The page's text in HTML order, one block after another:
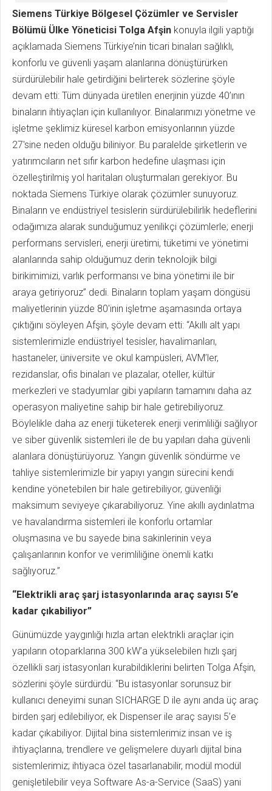
Siemens Türkiye Bölgesel Çözümler ve Servisler
Bölümü Ülke Yöneticisi Tolga Afşin konuyla ilgili yaptığı
açıklamada Siemens Türkiye’nin ticari binaları sağlıklı,
konforlu ve güvenli yaşam alanlarına dönüştürürken
sürdürülebilir hale getirdiğini belirterek sözlerine şöyle
devam etti: Tüm dünyada üretilen enerjinin yüzde 40’ının
binaların ihtiyaçları için kullanılıyor. Binalarımızı yönetme ve
işletme şeklimiz küresel karbon emisyonlarının yüzde
27'sine neden olduğu biliniyor. Bu paralelde şirketlerin ve
yatırımcıların net sıfır karbon hedefine ulaşması için
özelleştirilmiş yol haritaları oluşturmaları gerekiyor. Bu
noktada Siemens Türkiye olarak çözümler sunuyoruz.
Binaların ve endüstriyel tesislerin sürdürülebilirlik hedeflerini
odağımıza alarak sunduğumuz yenilikçi çözümlerle; enerji
performans servisleri, enerji üretimi, tüketimi ve yönetimi
alanlarında sahip olduğumuz derin teknolojik bilgi
birikimimizi, varlık performansı ve bina yönetimi ile bir
araya getiriyoruz” dedi. Binaların toplam yaşam döngüsü
maliyetlerinin yüzde 80'inin işletme aşamasında ortaya
çıktığını söyleyen Afşin, şöyle devam etti: “Akıllı alt yapı
sistemlerimizle endüstriyel tesisler, havalimanları,
hastaneler, üniversite ve okul kampüsleri, AVM’ler,
rezidanslar, ofis binaları ve plazalar, oteller, kültür
merkezleri ve stadyumlar gibi yapıların tamamını daha az
operasyon maliyetine sahip bir hale getirebiliyoruz.
Böylelikle daha az enerji tüketerek enerji verimliliği sağlıyor
ve siber güvenlik sistemleri ile de bu yapıları daha güvenli
alanlara dönüştürüyoruz. Yangın güvenlik söndürme ve
tahliye sistemlerimizle bir yapıyı yangın sürecini kendi
kendine yönetebilen bir hale getirebiliyor, güvenliği
maksimum seviyeye çıkarabiliyoruz. Yine akıllı aydınlatma
ve havalandırma sistemleri ile konforlu ortamlar
oluşmasına ve bu sayede bina sakinlerinin veya
çalışanlarının konfor ve verimliliğine önemli katkı
sağlıyoruz.”
“Elektrikli araç şarj istasyonlarında araç sayısı 5’e
kadar çıkabiliyor”
Günümüzde yaygınlığı hızla artan elektrikli araçlar için
yapıların otoparklarına 300 kW’a yükselebilen hızlı şarj
özellikli sarj istasyonları kurabildiklerini belirten Tolga Afşin,
sözlerini şöyle sürdürdü: “Bu istasyonlar sorunsuz bir
kullanıcı deneyimi sunan SICHARGE D ile aynı anda üç araç
birden şarj edilebiliyor, ek Dispenser ile araç sayısı 5’e
kadar çıkabiliyor. Dijital bina sistemlerimiz insan ve iş
ihtiyaçlarına, trendlere ve gelişmelere duyarlı dijital bina
sistemlerimiz; ihtiyaca özel tasarlanabilir, modül modül
genişletilebilir veya Software As-a-Service (SaaS) yani